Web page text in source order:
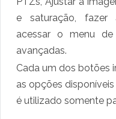
e saturação, fazer
acessar o menu de
avançadas.
Cada um dos botões
as opções
é utilizado somente